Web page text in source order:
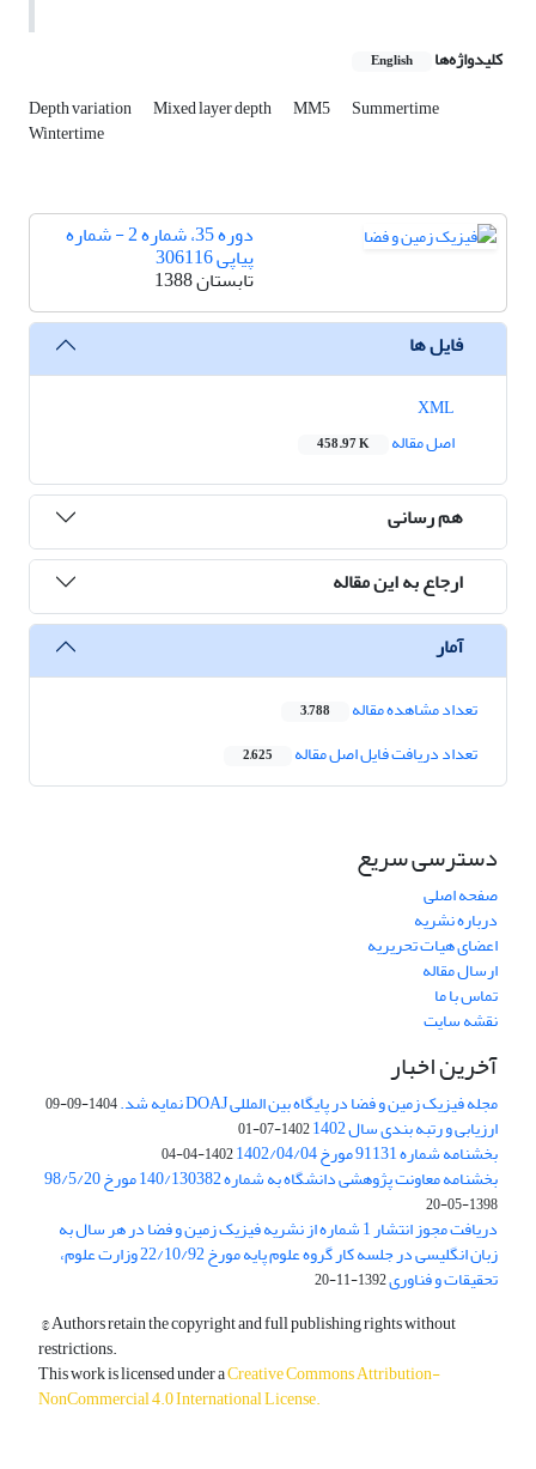
کلیدواژه‌ها English
Depth variation Mixed layer depth MM5 Summertime
Wintertime
دوره 35، شماره 2 - شماره
پیاپی 306116
تابستان 1388
فایل ها
اصل مقاله
458.97 K
هم رسانی
ارجاع به این مقاله
آمار
تعداد مشاهده مقاله 3,788
تعداد دریافت فایل اصل مقاله 2,625
دسترسی سریع
صفحه اصلی
درباره نشریه
اعضای هیات تحریریه
ارسال مقاله
تماس با ما
نقشه سایت
آخرین اخبار
مجله فیزیک زمین و فضا در پایگاه بین المللی DOAJ نمایه شد. 1404-09-09
ارزیابی و رتبه بندی سال 1402 1402-07-01
بخشنامه شماره 91131 مورخ 1402/04/04 1402-04-04
بخشنامه معاونت پژوهشی دانشگاه به شماره 140/130382 مورخ 98/5/20
1398-05-20
دریافت مجوز انتشار 1 شماره از نشریه فیزیک زمین و فضا در هر سال به
زبان انگلیسی در جلسه کار گروه علوم پایه مورخ 22/10/92 وزارت علوم،
تحقیقات و فناوری1392-11-20
© Authors retain the copyright and full publishing rights without
restrictions.
This work is licensed under aCreative Commons Attribution-
NonCommercial 4.0 International License.